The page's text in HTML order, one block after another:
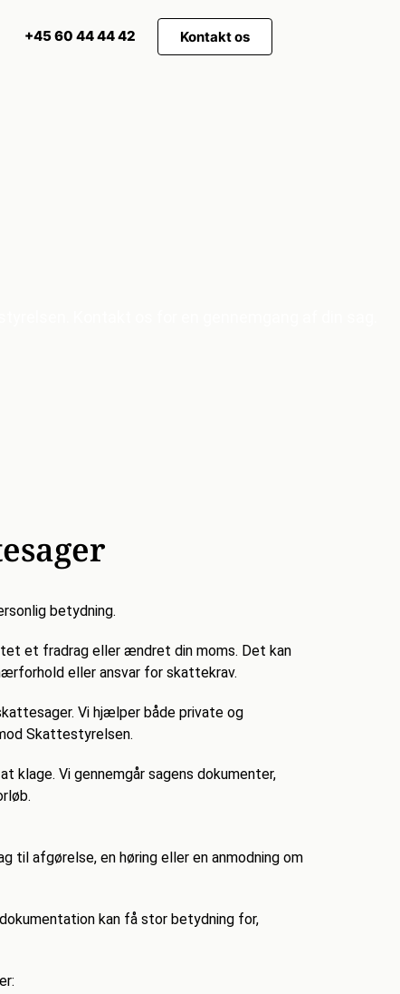
+45 60 44 44 42 Kontakt os
betydning.
et fradrag eller ændret din moms. Det kan
eller ansvar for skattekrav.
Vi hjælper både private og
Skattestyrelsen.
klage. Vi gennemgår sagens dokumenter,
til afgørelse, en høring eller en anmodning om
kan få stor betydning for,